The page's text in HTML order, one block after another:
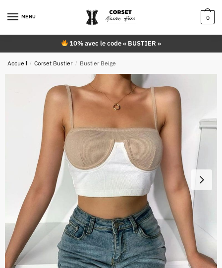
MENU 0
10% avec le code « BUSTIER »
Accueil / Corset Bustier / Bustier Beige